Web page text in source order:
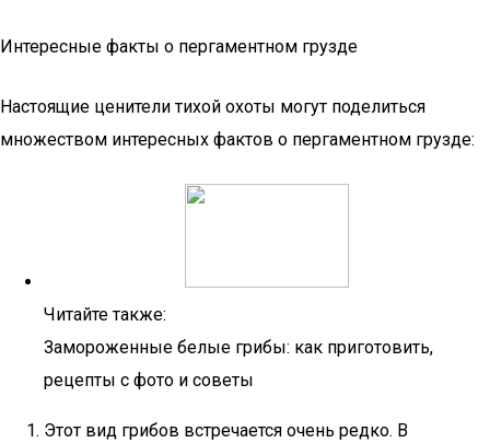
Интересные факты о пергаментном грузде
Настоящие ценители тихой охоты могут поделиться
множеством интересных фактов о пергаментном грузде:
Читайте также:
Замороженные белые грибы: как приготовить,
рецепты с фото и советы
Этот вид грибов встречается очень редко. В